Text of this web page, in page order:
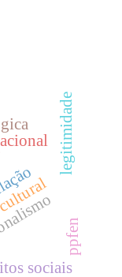
sociais
legitimidade
ppfen